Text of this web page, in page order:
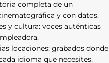
completa de un
y con datos.
y cultura: voces auténticas
locaciones: grabados donde
idioma que necesites.